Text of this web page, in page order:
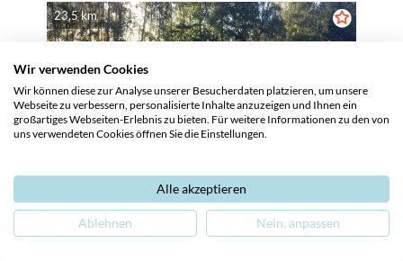
Wir verwenden Cookies
Wir können diese zur Analyse unserer Besucherdaten platzieren, um unsere
Webseite zu verbessern, personalisierte Inhalte anzuzeigen und Ihnen ein
großartiges Webseiten-Erlebnis zu bieten. Für weitere Informationen zu den von
uns verwendeten Cookies öffnen Sie die Einstellungen.
Alle akzeptieren
Ablehnen Nein, anpassen